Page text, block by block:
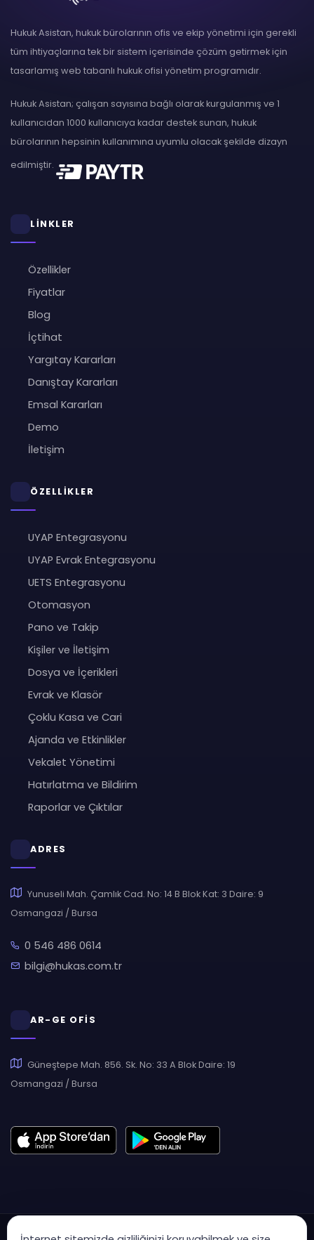
Hukuk Asistan, hukuk bürolarının ofis ve ekip yönetimi için gerekli
tüm ihtiyaçlarına tek bir sistem içerisinde çözüm getirmek için
tasarlamış web tabanlı hukuk ofisi yönetim programıdır.
Hukuk Asistan; çalışan sayısına bağlı olarak kurgulanmış ve 1
kullanıcıdan 1000 kullanıcıya kadar destek sunan, hukuk
bürolarının hepsinin kullanımına uyumlu olacak şekilde dizayn
edilmiştir.
LİNKLER
Özellikler
Fiyatlar
Blog
İçtihat
Yargıtay Kararları
Danıştay Kararları
Emsal Kararları
Demo
İletişim
ÖZELLİKLER
UYAP Entegrasyonu
UYAP Evrak Entegrasyonu
UETS Entegrasyonu
Otomasyon
Pano ve Takip
Kişiler ve İletişim
Dosya ve İçerikleri
Evrak ve Klasör
Çoklu Kasa ve Cari
Ajanda ve Etkinlikler
Vekalet Yönetimi
Hatırlatma ve Bildirim
Raporlar ve Çıktılar
ADRES
Yunuseli Mah. Çamlık Cad. No: 14 B Blok Kat: 3 Daire: 9
Osmangazi / Bursa
0 546 486 0614
bilgi@hukas.com.tr
AR-GE OFİS
Güneştepe Mah. 856. Sk. No: 33 A Blok Daire: 19
Osmangazi / Bursa